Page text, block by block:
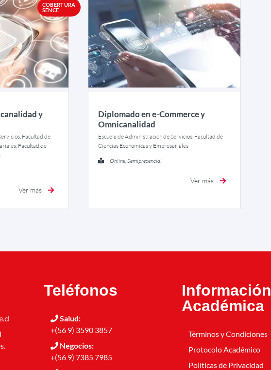
y
Facultad de
Facultad de
Ver más
COBERTURA
SENCE
Diplomado en e-Commerce y
Omnicanalidad
Escuela de Administración de Servicios, Facultad de
Ciencias Económicas y Empresariales
Online, Semipresencial
Ver más
Teléfonos
Salud:
+(56 9) 3590 3857
Negocios:
+(56 9) 7385 7985
Información
Académica
Términos y Condiciones
Protocolo Académico
Políticas de Privacidad